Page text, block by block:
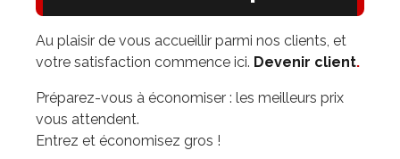
Produits congelés
Au plaisir de vous accueillir parmi nos clients, et
votre satisfaction commence ici. Devenir client.
Préparez-vous à économiser : les meilleurs prix
vous attendent.
Entrez et économisez gros !